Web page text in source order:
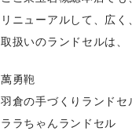
リニューアルして、広く
取扱いのランドセルは、
萬勇鞄
羽倉の手づくりランドセ
ララちゃんランドセル